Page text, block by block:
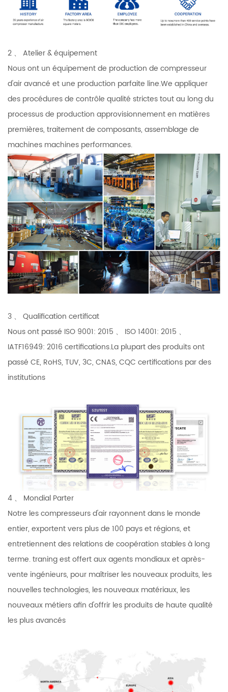
2 、 Atelier & équipement
Nous ont un équipement de production de compresseur
d'air avancé et une production parfaite line.We appliquer
des procédures de contrôle qualité strictes tout au long du
processus de production approvisionnement en matières
premières, traitement de composants, assemblage de
machines machines performances.
3 、 Qualification certificat
Nous ont passé ISO 9001: 2015 、 ISO 14001: 2015 、
IATF16949: 2016 certifications.La plupart des produits ont
passé CE, RoHS, TUV, 3C, CNAS, CQC certifications par des
institutions
4 、 Mondial Parter
Notre les compresseurs d'air rayonnent dans le monde
entier, exportent vers plus de 100 pays et régions, et
entretiennent des relations de coopération stables à long
terme. traning est offert aux agents mondiaux et après-
vente ingénieurs, pour maîtriser les nouveaux produits, les
nouvelles technologies, les nouveaux matériaux, les
nouveaux métiers afin d'offrir les produits de haute qualité
les plus avancés